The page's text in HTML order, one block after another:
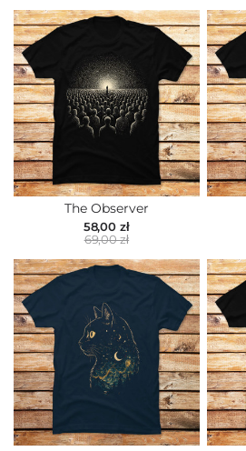
The Observer
58,00 zł
69,00 zł